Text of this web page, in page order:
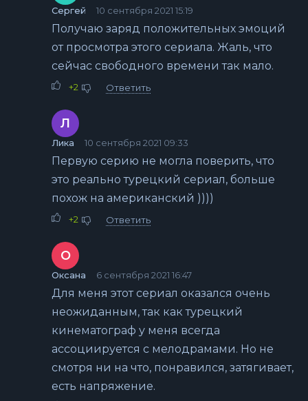
Сергей 10 сентября 2021 15:19
Получаю заряд положительных эмоций
от просмотра этого сериала. Жаль, что
сейчас свободного времени так мало.
+2 Ответить
Л
Лика 10 сентября 2021 09:33
Первую серию не могла поверить, что
это реально турецкий сериал, больше
похож на американский ))))
+2 Ответить
О
Оксана 6 сентября 2021 16:47
Для меня этот сериал оказался очень
неожиданным, так как турецкий
кинематограф у меня всегда
ассоциируется с мелодрамами. Но не
смотря ни на что, понравился, затягивает,
есть напряжение.